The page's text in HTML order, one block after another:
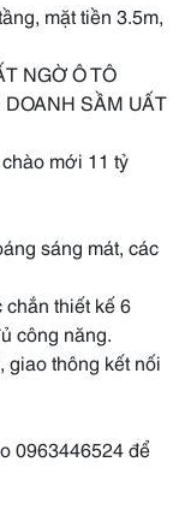
mặt tiền 3.5m,
NGỜ Ô TÔ
SẦM UẤT
mới 11 tỷ
sáng mát, các
thiết kế 6
công năng.
giao thông kết nối
0963446524 để